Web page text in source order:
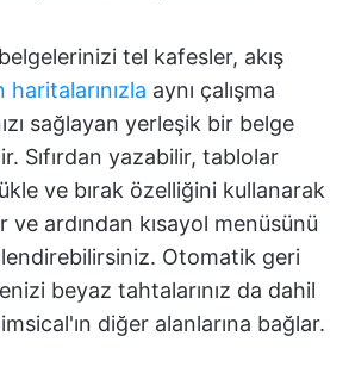
tel kafesler, akış
haritalarınızla aynı çalışma
sağlayan yerleşik bir belge
Sıfırdan yazabilir, tablolar
ve bırak özelliğini kullanarak
ve ardından kısayol menüsünü
Otomatik geri
beyaz tahtalarınız da dahil
diğer alanlarına bağlar.